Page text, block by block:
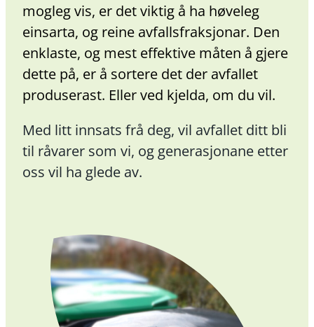
mogleg vis, er det viktig å ha høveleg
einsarta, og reine avfallsfraksjonar. Den
enklaste, og mest effektive måten å gjere
dette på, er å sortere det der avfallet
produserast. Eller ved kjelda, om du vil.
Med litt innsats frå deg, vil avfallet ditt bli
til råvarer som vi, og generasjonane etter
oss vil ha glede av.